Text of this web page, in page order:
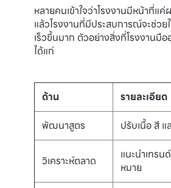
หลายคนเข้าใจว่าโรงงานมีหน้าที่แ
แล้วโรงงานที่มีประสบการณ์จะช่วย
เร็วขึ้นมาก ตัวอย่างสิ่งที่โรงงานมื
ได้แก่
ด้าน
รายละเอียด
พัฒนาสูตร
ปรับเนื้อ สี
วิเคราะห์ตลาด
แนะนำเทรน
หมาย